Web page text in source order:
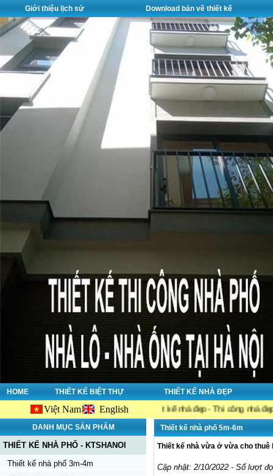
Giới thiệu lịch sử Download bản vẽ thiết kế
HOME THIẾT KẾ BIỆT THỰ THIẾT KẾ NHÀ ĐẸP
Việt Nam English
công ty chuyên về : Thiết kế nhà đẹp - Thi công nhà đẹp - Tư
DANH MỤC SẢN PHẨM
THIẾT KẾ NHÀ PHỐ - KTSHANOI
Thiết kế nhà phố 3m-4m
Thiết kế nhà phố 5m-6m
Thiết kế nhà vừa ở vừa cho thuê
Cập nhật: 2/10/2022 - Số lượt